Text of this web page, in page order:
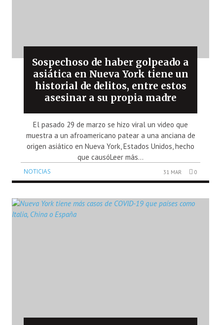
Sospechoso de haber golpeado a
asiática en Nueva York tiene un
historial de delitos, entre estos
asesinar a su propia madre
El pasado 29 de marzo se hizo viral un video que
muestra a un afroamericano patear a una anciana de
origen asiático en Nueva York, Estados Unidos, hecho
que causóLeer más...
NOTICIAS 31 MAR 0